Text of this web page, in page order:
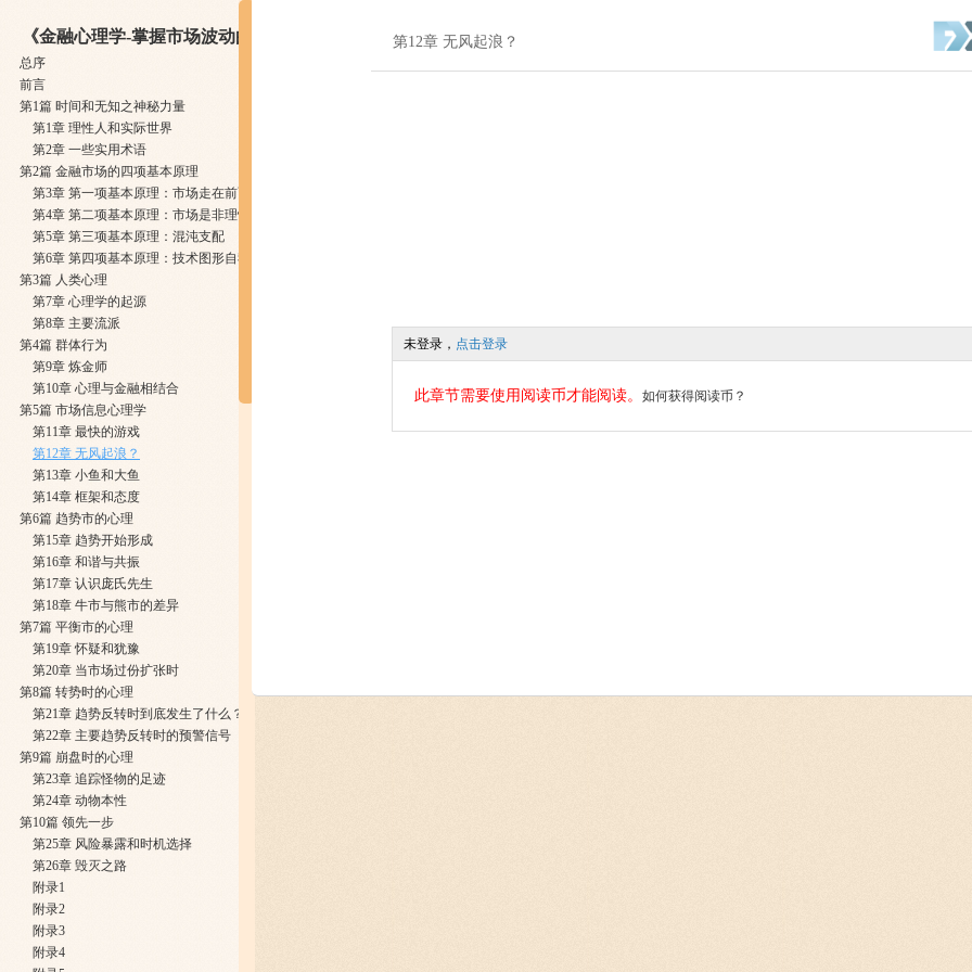
《金融心理学-掌握市场波动的真谛》
总序
前言
第1篇 时间和无知之神秘力量
第1章 理性人和实际世界
第2章 一些实用术语
第2篇 金融市场的四项基本原理
第3章 第一项基本原理：市场走在前面
第4章 第二项基本原理：市场是非理性的
第5章 第三项基本原理：混沌支配
第6章 第四项基本原理：技术图形自我实现
第3篇 人类心理
第7章 心理学的起源
第8章 主要流派
第4篇 群体行为
第9章 炼金师
第10章 心理与金融相结合
第5篇 市场信息心理学
第11章 最快的游戏
第12章 无风起浪？
第13章 小鱼和大鱼
​第14章 框架和态度
第6篇 趋势市的心理
第15章 趋势开始形成
第16章 和谐与共振
第17章 认识庞氏先生
第18章 牛市与熊市的差异
第7篇 平衡市的心理
​第19章 怀疑和犹豫
第20章 当市场过份扩张时
第8篇 转势时的心理
第21章 趋势反转时到底发生了什么？
第22章 主要趋势反转时的预警信号
第9篇 崩盘时的心理
第23章 追踪怪物的足迹
第24章 动物本性
第10篇 领先一步
第25章 风险暴露和时机选择
第26章 毁灭之路
附录1
附录2
附录3
附录4
第12章 无风起浪？
未登录， 点击登录
此章节需要使用阅读币才能阅读。 如何获得阅读币？